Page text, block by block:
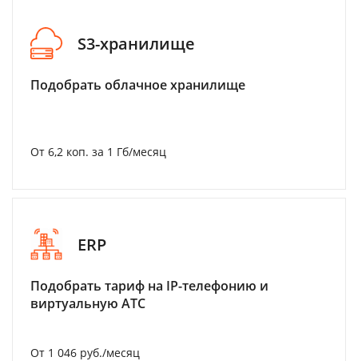
S3-хранилище
Подобрать облачное хранилище
От 6,2 коп. за 1 Гб/месяц
ERP
Подобрать тариф на IP-телефонию и
виртуальную АТС
От 1 046 руб./месяц